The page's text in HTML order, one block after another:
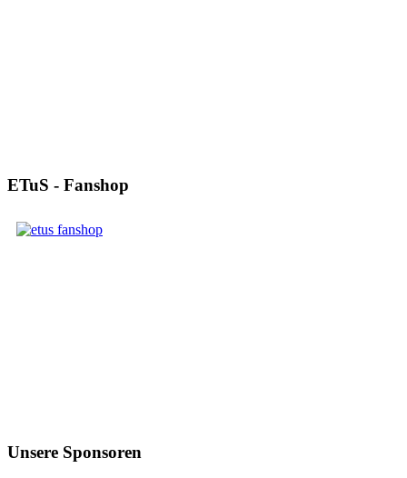
ETuS - Fanshop
Unsere Sponsoren